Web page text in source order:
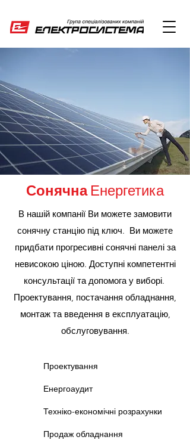
СонячнаЕнергетика
В нашій компанії Ви можете замовити
сонячну станцію під ключ. Ви можете
придбати прогресивні сонячні панелі за
невисокою ціною. Доступні компетентні
консультації та допомога у виборі. ​
Проектування, постачання обладнання,
монтаж та введення в експлуатацію,
обслуговування.
Проектування
Енергоаудит
Техніко-економічні розрахунки
Продаж обладнання